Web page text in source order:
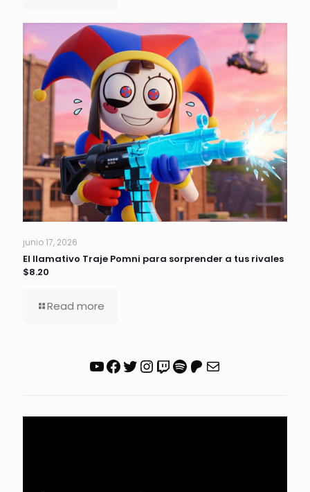
junio 17, 2026
El llamativo Traje Pomni para sorprender a tus rivales
$8.20
Read more
YouTube
Facebook
Twitter
Instagram
Twitch
Spotify
Patreon
Correo electrónico